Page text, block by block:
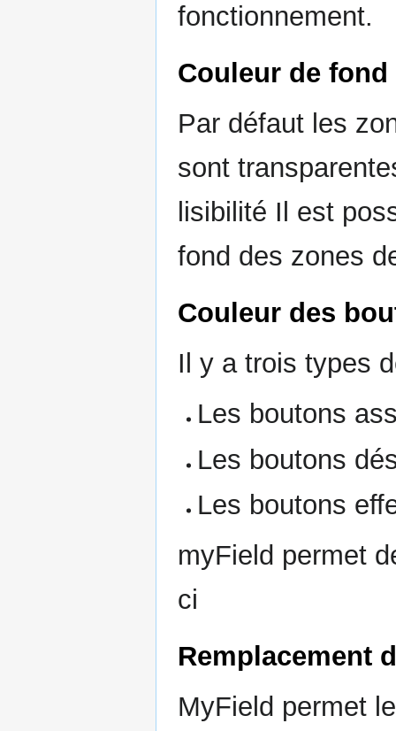
fonctionnement.
Couleur de
Par défaut les
sont
lisibilité Il est
fond des zones
Couleur des
Il y a trois types
Les boutons
Les boutons
Les boutons
myField permet
ci
Remplacement
MyField permet